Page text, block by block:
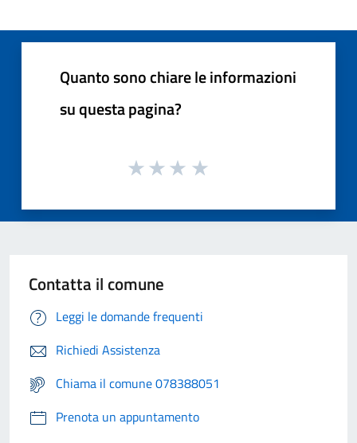
Quanto sono chiare le informazioni
su questa pagina?
Contatta il comune
Leggi le domande frequenti
Richiedi Assistenza
Chiama il comune 078388051
Prenota un appuntamento